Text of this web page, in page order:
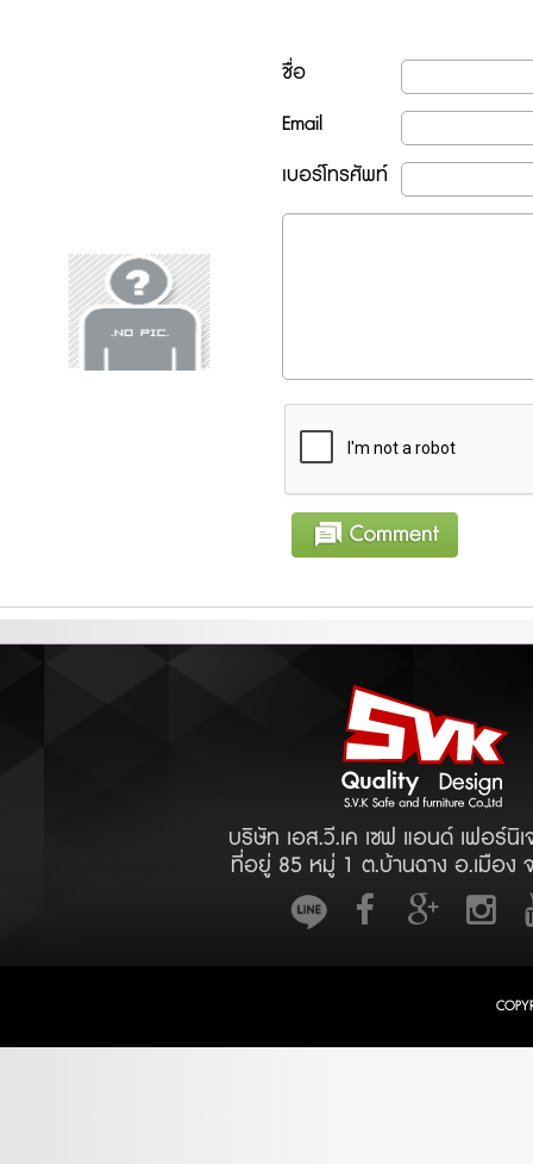
ชื่อ
Email
เบอร์โทรศัพท์
บริษัท เอส.วี.เค เซฟ แอนด์ เฟอร์นิ
ที่อยู่ 85 หมู่ 1 ต.บ้านฉาง อ.เมือง